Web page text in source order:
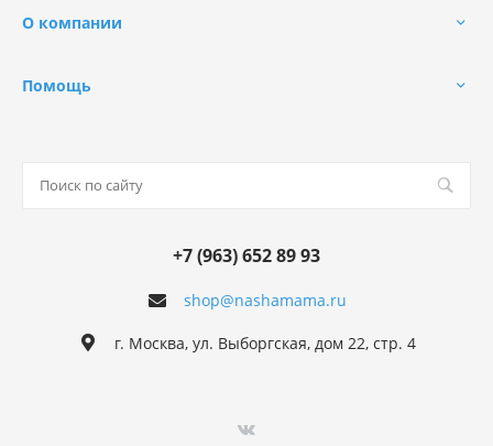
О компании
Помощь
shop@nashamama.ru
+7 (963) 652 89 93
г. Москва, ул. Выборгская, дом 22, стр. 4